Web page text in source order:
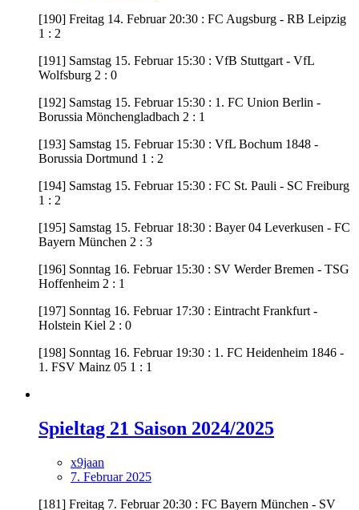
[190] Freitag 14. Februar 20:30 : FC Augsburg - RB Leipzig
1 : 2
[191] Samstag 15. Februar 15:30 : VfB Stuttgart - VfL
Wolfsburg 2 : 0
[192] Samstag 15. Februar 15:30 : 1. FC Union Berlin -
Borussia Mönchengladbach 2 : 1
[193] Samstag 15. Februar 15:30 : VfL Bochum 1848 -
Borussia Dortmund 1 : 2
[194] Samstag 15. Februar 15:30 : FC St. Pauli - SC Freiburg
1 : 2
[195] Samstag 15. Februar 18:30 : Bayer 04 Leverkusen - FC
Bayern München 2 : 3
[196] Sonntag 16. Februar 15:30 : SV Werder Bremen - TSG
Hoffenheim 2 : 1
[197] Sonntag 16. Februar 17:30 : Eintracht Frankfurt -
Holstein Kiel 2 : 0
[198] Sonntag 16. Februar 19:30 : 1. FC Heidenheim 1846 -
1. FSV Mainz 05 1 : 1
Spieltag 21 Saison 2024/2025
x9jaan
7. Februar 2025
[181] Freitag 7. Februar 20:30 : FC Bayern München - SV